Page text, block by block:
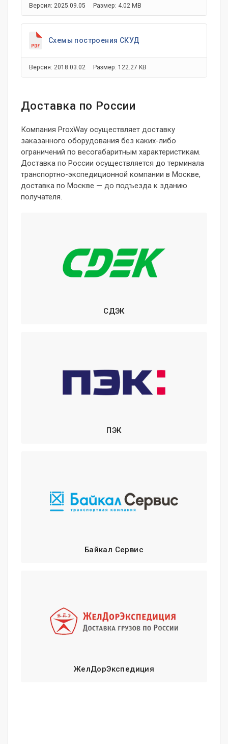
Версия: 2025.09.05 Размер: 4.02 MB
Схемы построения СКУД
Версия: 2018.03.02 Размер: 122.27 KB
Доставка по России
Компания ProxWay осуществляет доставку
заказанного оборудования без каких-либо
ограничений по весогабаритным характеристикам.
Доставка по России осуществляется до терминала
транспортно-экспедиционной компании в Москве,
доставка по Москве — до подъезда к зданию
получателя.
СДЭК
ПЭК
Байкал Сервис
ЖелДорЭкспедиция